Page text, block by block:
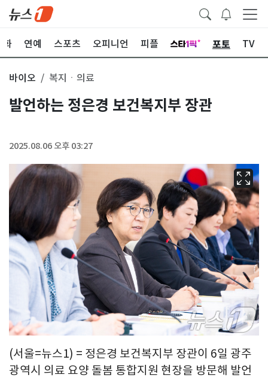
화 연예 스포츠 오피니언 피플 포토 TV
바이오 복지ㆍ의료
발언하는 정은경 보건복지부 장관
2025.08.06 오후 03:27
(서울=뉴스1) = 정은경 보건복지부 장관이 6일 광주
광역시 의료 요양 돌봄 통합지원 현장을 방문해 발언